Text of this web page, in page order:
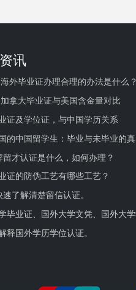
讯
外毕业证办理合理的办法是什么
拿大毕业证与美国含金量对比
证及学位证，与中国学历关系
的中国留学生：毕业与未毕业的
留才认证是什么，如何办理？
证的防伪工艺有哪些工艺？
了解清楚留信认证。
毕业证、国外大学文凭、国外大
释国外学历学位认证。